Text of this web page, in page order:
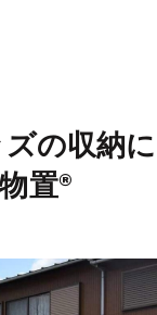
の収納に
置®︎